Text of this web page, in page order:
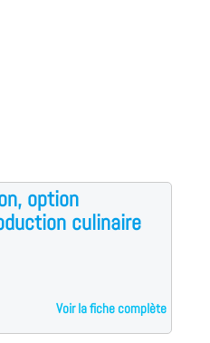
option
culinaire
Voir la fiche complète